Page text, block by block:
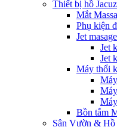
Thiết bị hồ
Mắt
Phụ kiện
Jet masage
Jet
Jet
Máy thổi
Bồn tắm
Sân Vườn & Hồ